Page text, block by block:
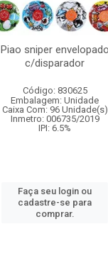
Piao sniper envelopado
c/disparador
Código: 830625
Embalagem: Unidade
Caixa Com: 96 Unidade(s)
Inmetro: 006735/2019
IPI: 6.5%
Faça seu login ou
cadastre-se para
comprar.